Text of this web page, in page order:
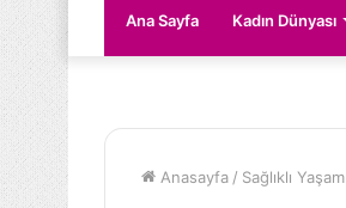
Ana Sayfa Kadın Dünyası
Anasayfa / Sağlıklı Yaşam